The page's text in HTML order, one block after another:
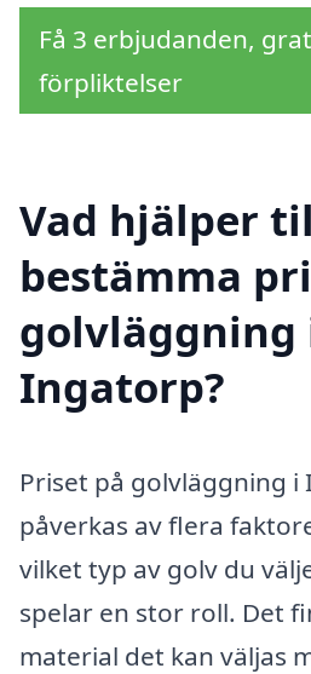
Få 3 erbjudanden,
förpliktelser
Vad hjälper
bestämma
golvläggning
Ingatorp?
Priset på golvläggning
påverkas av flera
vilket typ av golv du
spelar en stor roll. Det
material det kan väljas